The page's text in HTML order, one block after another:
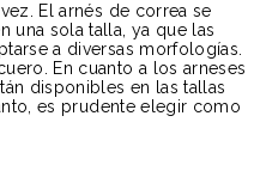
El arnés de correa se
una sola talla, ya que las
a diversas morfologías.
En cuanto a los arneses
disponibles en las tallas
es prudente elegir como